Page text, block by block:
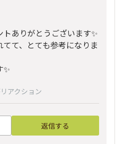
ありがとうございます✨
て、とても参考になりま
アクション
返信する